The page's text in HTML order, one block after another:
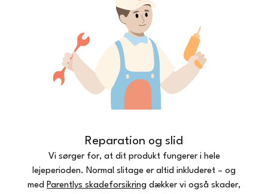
Reparation og slid
Vi sørger for, at dit produkt fungerer i hele
lejeperioden. Normal slitage er altid inkluderet – og
med Parentlys skadeforsikring dækker vi også skader,